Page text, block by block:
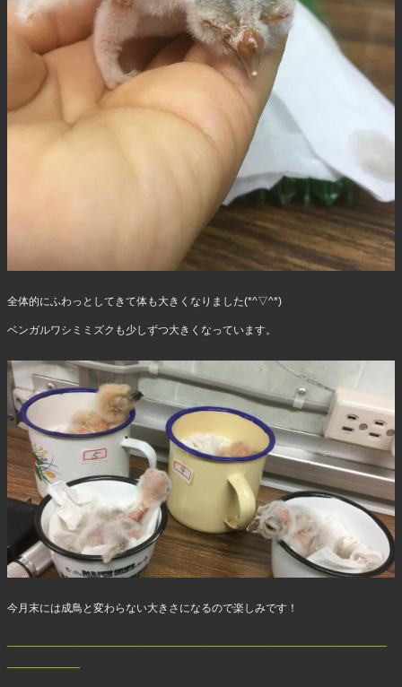
全体的にふわっとしてきて体も大きくなりました(*^▽^*)
ベンガルワシミミズクも少しずつ大きくなっています。
今月末には成鳥と変わらない大きさになるので楽しみです！